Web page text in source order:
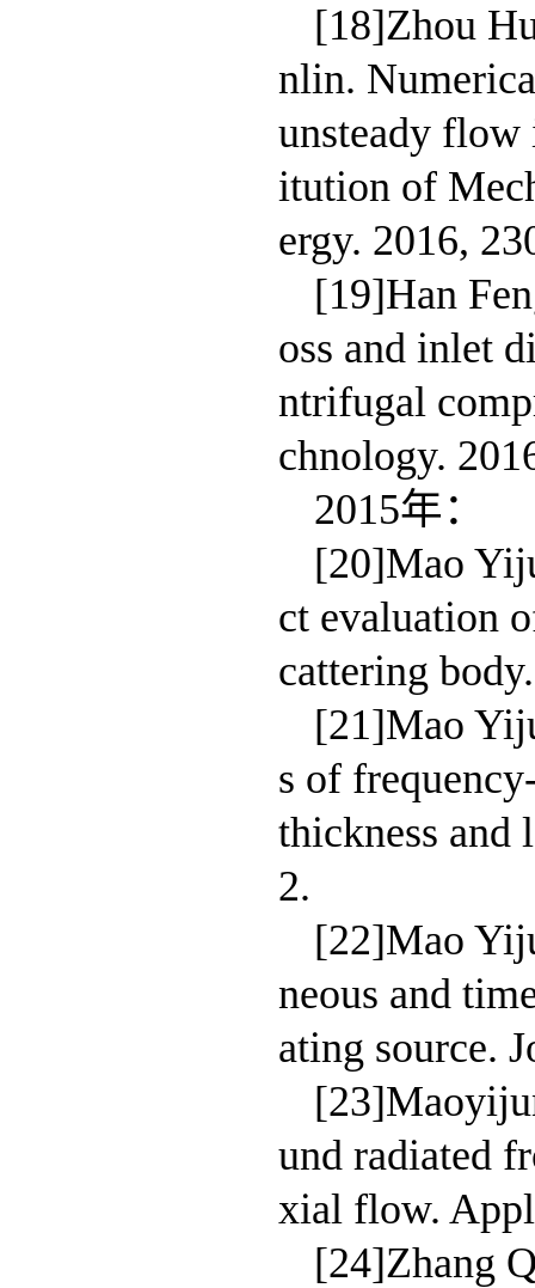
[18]Zhou
nlin.
unsteady flow
itution of
ergy. 2016,
[19]Han
oss and inlet
ntrifugal
chnology.
2015年：
[20]Mao
ct evaluation
cattering
[21]Mao
s of
thickness and
2.
[22]Mao
neous and
ating source.
und radiated
xial flow.
[24]Zhang